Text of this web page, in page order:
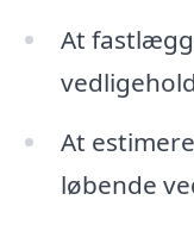
At
At
løbende